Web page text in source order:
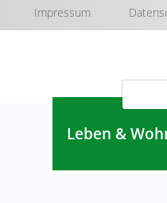
Impressum
Leben &